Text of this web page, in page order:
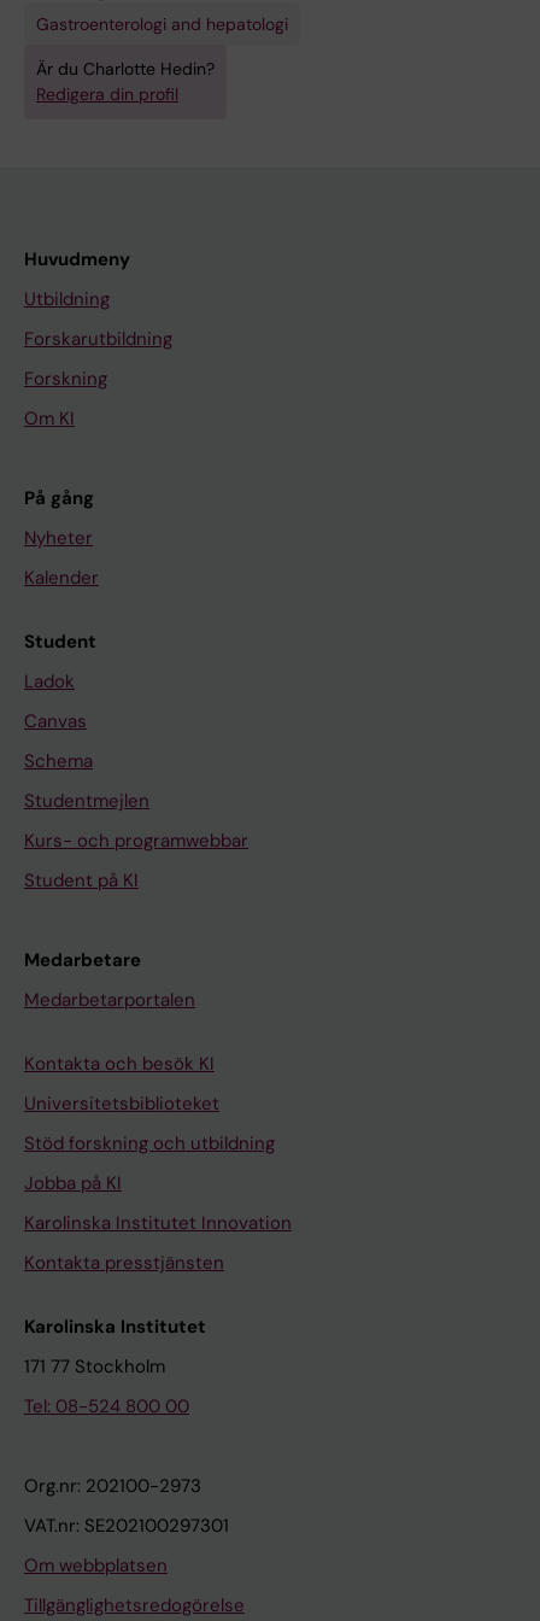
Gastroenterologi and hepatologi
Är du Charlotte Hedin?
Redigera din profil
Huvudmeny
Utbildning
Forskarutbildning
Forskning
Om KI
På gång
Nyheter
Kalender
Student
Ladok
Canvas
Schema
Studentmejlen
Kurs- och programwebbar
Student på KI
Medarbetare
Medarbetarportalen
Kontakta och besök KI
Universitetsbiblioteket
Stöd forskning och utbildning
Jobba på KI
Karolinska Institutet Innovation
Kontakta presstjänsten
Karolinska Institutet
171 77 Stockholm
Tel: 08-524 800 00
Org.nr: 202100-2973
VAT.nr: SE202100297301
Om webbplatsen
Tillgänglighetsredogörelse